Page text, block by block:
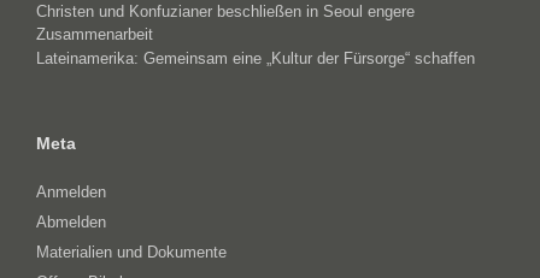
Christen und Konfuzianer beschließen in Seoul engere
Zusammenarbeit
Lateinamerika: Gemeinsam eine „Kultur der Fürsorge“ schaffen
Meta
Anmelden
Abmelden
Materialien und Dokumente